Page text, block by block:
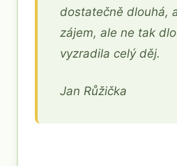
dostatečně dlouhá,
zájem, ale ne tak
vyzradila celý děj.
Jan Růžička